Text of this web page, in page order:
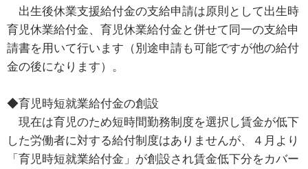
出生後休業支援給付金の支給申請は原則として出生時
育児休業給付金、育児休業給付金と併せて同一の支給申
請書を用いて行います（別途申請も可能ですが他の給付
金の後になります）。
◆育児時短就業給付金の創設
現在は育児のため短時間勤務制度を選択し賃金が低下
した労働者に対する給付制度はありませんが、４月より
「育児時短就業給付金」が創設され賃金低下分をカバー